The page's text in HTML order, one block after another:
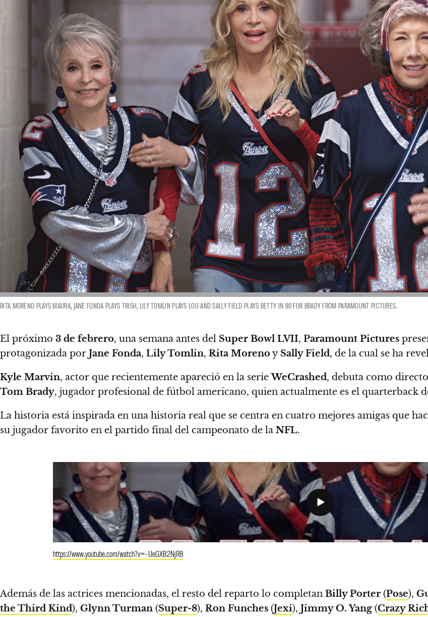
RITA MORENO PLAYS MAURA, JANE FONDA PLAYS TRISH, LILY TOMLIN PLAYS LOU AND SALLY FIELD PLAYS BETTY IN 80 FOR BRADY FROM PARAMOUNT PICTURES.
El próximo 3 de febrero, una semana antes del Super Bowl LVII, Paramount Pictures
protagonizada por Jane Fonda, Lily Tomlin, Rita Morenoy Sally Field, de la cual se ha
Kyle Marvin, actor que recientemente apareció en la serieWeCrashed, debuta como
Tom Brady, jugador profesional de fútbol americano, quien actualmente es el quarterback
La historia está inspirada en una historia real que se centra en cuatro mejores amigas que
su jugador favorito en el partido final del campeonato de la NFL.
https://www.youtube.com/watch?v=-UeGXB2NjR8
Además de las actrices mencionadas, el resto del reparto lo completan Billy Porter (Pose),
the Third Kind), Glynn Turman (Super-8), Ron Funches (Jexi), Jimmy O. Yang(Crazy